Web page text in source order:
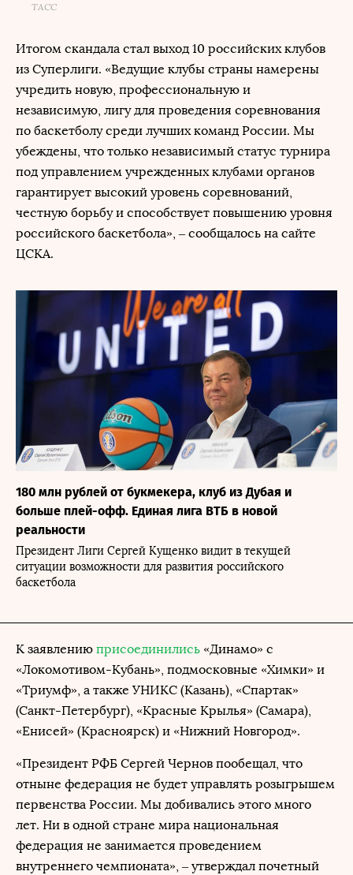
ТАСС
Итогом скандала стал выход 10 российских клубов
из Суперлиги. «Ведущие клубы страны намерены
учредить новую, профессиональную и
независимую, лигу для проведения соревнования
по баскетболу среди лучших команд России. Мы
убеждены, что только независимый статус турнира
под управлением учрежденных клубами органов
гарантирует высокий уровень соревнований,
честную борьбу и способствует повышению уровня
российского баскетбола», – сообщалось на сайте
ЦСКА.
180 млн рублей от букмекера, клуб из Дубая и
больше плей-офф. Единая лига ВТБ в новой
реальности
Президент Лиги Сергей Кущенко видит в текущей
ситуации возможности для развития российского
баскетбола
К заявлению присоединились «Динамо» с
«Локомотивом-Кубань», подмосковные «Химки» и
«Триумф», а также УНИКС (Казань), «Спартак»
(Санкт-Петербург), «Красные Крылья» (Самара),
«Енисей» (Красноярск) и «Нижний Новгород».
«Президент РФБ Сергей Чернов пообещал, что
отныне федерация не будет управлять розыгрышем
первенства России. Мы добивались этого много
лет. Ни в одной стране мира национальная
федерация не занимается проведением
внутреннего чемпионата», – утверждал почетный